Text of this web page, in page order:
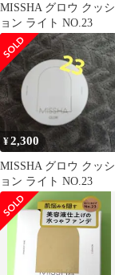
MISSHA グロウ クッシ
ョン ライト NO.23
¥2,300
MISSHA グロウ クッシ
ョン ライト NO.23